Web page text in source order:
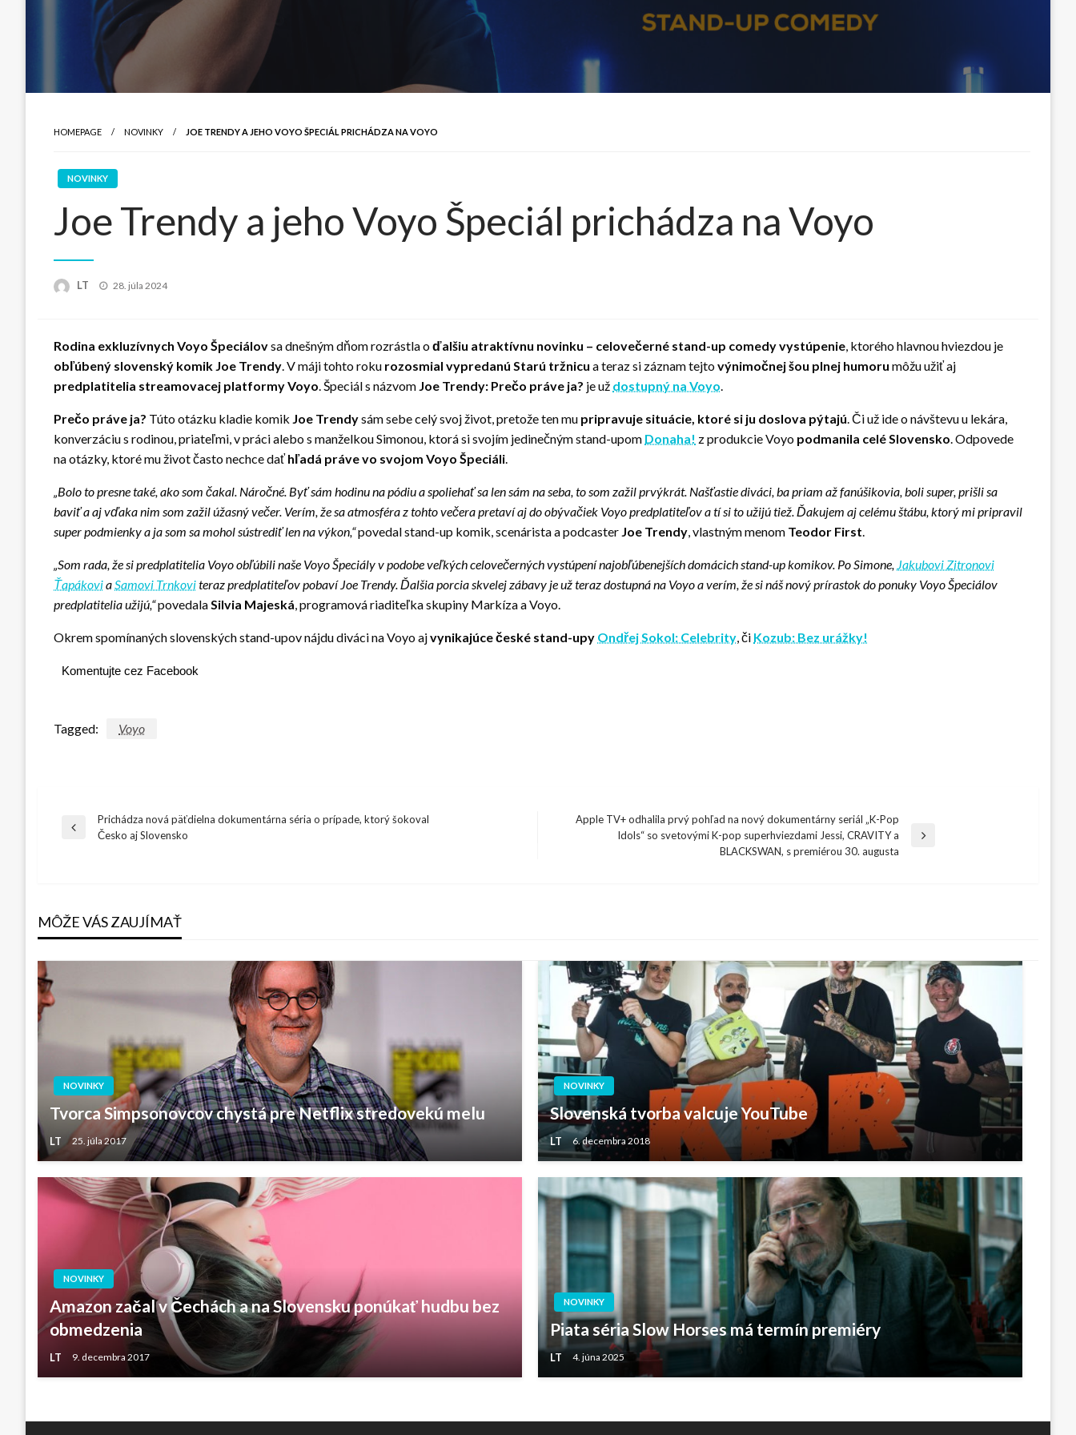
HOMEPAGE NOVINKY JOE TRENDY A JEHO VOYO ŠPECIÁL PRICHÁDZA NA VOYO
NOVINKY
Joe Trendy a jeho Voyo Špeciál prichádza na Voyo
LT
Posted
28. júla 2024
Rodina exkluzívnych Voyo Špeciálovsa dnešným dňom rozrástla oďalšiu atraktívnu novinku – celovečerné stand-up comedy vystúpenie, ktorého hlavnou hviezdou je
obľúbený slovenský komik Joe Trendy. V máji tohto roku rozosmial vypredanú Starú tržnicu a teraz si záznam tejtovýnimočnej šou plnej humoru môžu užiť aj
predplatitelia streamovacej platformy Voyo. Špeciál s názvom Joe Trendy: Prečo práve ja? je už dostupný na Voyo.
Prečo práve ja? Túto otázku kladie komik Joe Trendysám sebe celý svoj život, pretože ten mu pripravuje situácie, ktoré si ju doslova pýtajú. Či už ide o návštevu u lekára,
konverzáciu s rodinou, priateľmi, v práci alebo s manželkou Simonou, ktorá si svojím jedinečným stand-upom Donaha! z produkcie Voyo podmanila celé Slovensko. Odpovede
na otázky, ktoré mu život často nechce daťhľadá práve vo svojom Voyo Špeciáli.
„Bolo to presne také, ako som čakal. Náročné. Byť sám hodinu na pódiu a spoliehať sa len sám na seba, to som zažil prvýkrát. Našťastie diváci, ba priam až fanúšikovia, boli super, prišli sa
baviť a aj vďaka nim som zažil úžasný večer. Verím, že sa atmosféra z tohto večera pretaví aj do obývačiek Voyo predplatiteľov a tí si to užijú tiež. Ďakujem aj celému štábu, ktorý mi pripravil
super podmienky a ja som sa mohol sústrediť len na výkon,“povedal stand-up komik, scenárista a podcaster Joe Trendy, vlastným menom Teodor First.
„Som rada, že si predplatitelia Voyo obľúbili naše Voyo Špeciály v podobe veľkých celovečerných vystúpení najobľúbenejších domácich stand-up komikov. Po Simone, Jakubovi Zitronovi
ŤapákoviaSamovi Trnkoviteraz predplatiteľov pobaví Joe Trendy. Ďalšia porcia skvelej zábavy je už teraz dostupná na Voyo a verím, že si náš nový prírastok do ponuky Voyo Špeciálov
predplatitelia užijú,“povedalaSilvia Majeská, programová riaditeľka skupiny Markíza a Voyo.
Okrem spomínaných slovenských stand-upov nájdu diváci na Voyo ajvynikajúce české stand-upy Ondřej Sokol: Celebrity, či Kozub: Bez urážky!
Komentujte cez Facebook
Tagged: Voyo
Navigácia
článku
Previous
Prichádza nová päťdielna dokumentárna séria o prípade, ktorý šokoval
Česko aj Slovensko
Apple TV+ odhalila prvý pohľad na nový dokumentárny seriál „K-Pop
Idols“ so svetovými K-pop superhviezdami Jessi, CRAVITY a
BLACKSWAN, s premiérou 30. augusta
MÔŽE VÁS ZAUJÍMAŤ
NOVINKY
Tvorca Simpsonovcov chystá pre Netflix stredovekú melu
LT 25. júla 2017
NOVINKY
Slovenská tvorba valcuje YouTube
LT 6. decembra 2018
NOVINKY
Amazon začal v Čechách a na Slovensku ponúkať hudbu bez
obmedzenia
LT 9. decembra 2017
NOVINKY
Piata séria Slow Horses má termín premiéry
LT 4. júna 2025